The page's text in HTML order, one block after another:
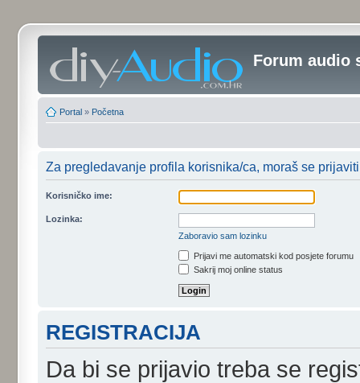
Forum audio
Portal » Početna
Za pregledavanje profila korisnika/ca, moraš se
Korisničko ime:
Lozinka:
Zaboravio sam lozinku
Prijavi me automatski kod posjete forumu
Sakrij moj online status
REGISTRACIJA
Da bi se prijavio treba se